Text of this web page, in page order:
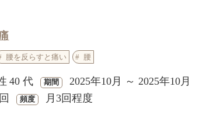
腰を反らすと痛い 腰
40 代 期間 2025年10月 ～ 2025年10月
頻度 月3回程度